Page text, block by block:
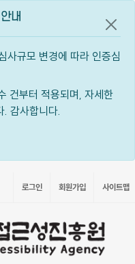
내
사규모 변경에 따라 인증심
건부터 적용되며, 자세한
. 감사합니다.
공지
로그인 회원가입 사이트맵